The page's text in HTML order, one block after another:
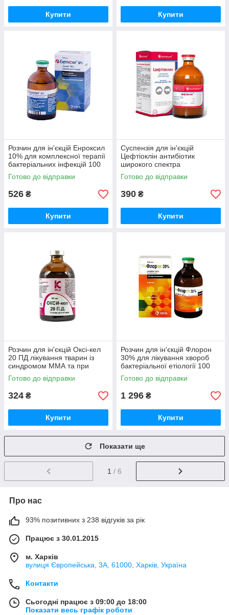
Купити Купити
Розчин для ін'єкцій Енроксил
10% для комплексної терапії
бактеріальних інфекцій 100
мл KRKA
Готово до відправки
526 ₴
Купити
Суспензія для ін'єкцій
Цефтіоклін антибіотик
широкого спектра
бактерицидної дії 100 мл
Бровафарма
Готово до відправки
390 ₴
Купити
Розчин для ін'єкцій Оксі-кел
20 ПД лікування тварин із
синдромом ММА та при
захворюваннях органів
дихання 100 мл Kela
Готово до відправки
324 ₴
Купити
Розчин для ін'єкцій Флорон
30% для лікування хвороб
бактеріальної етіології 100
мл KRKA
Готово до відправки
1 296 ₴
Купити
Показати ще
1 / 6
Про нас
93% позитивних з 238 відгуків за рік
Працює з 30.01.2015
м. Харків
вулиця Європейська, 3А, 61000, Харків, Україна
Контакти
Сьогодні працює з 09:00 до 18:00
Показати весь графік роботи